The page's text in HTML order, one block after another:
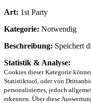
Art: 1st Party
Kategorie: Notwendig
Beschreibung: Speichert
Statistik & Analyse:
Cookies dieser Kategorie
Statistiktool, oder von
personalisiertes, jedoch
erkennen. Über diese